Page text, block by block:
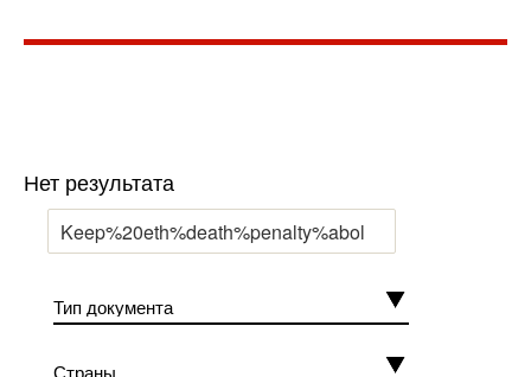
Нет результата